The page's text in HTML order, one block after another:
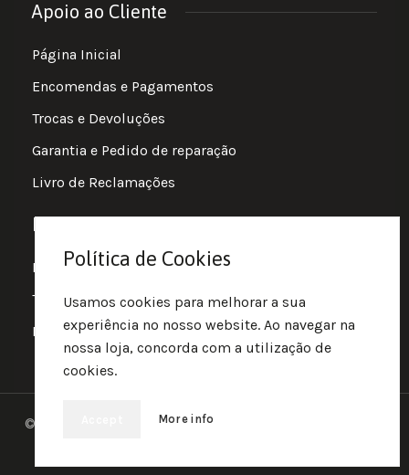
Apoio ao Cliente
Página Inicial
Encomendas e Pagamentos
Trocas e Devoluções
Garantia e Pedido de reparação
Livro de Reclamações
Informações
Política de Privacidade
Termos e Condições
Política de Cookies
© 2025 • Fluir • Theme designed Quotidian Effects and
Política de Cookies
Usamos cookies para melhorar a sua
experiência no nosso website. Ao navegar na
nossa loja, concorda com a utilização de
cookies.
More info